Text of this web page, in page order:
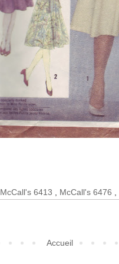
McCall's 6413 , McCall's 6476 ,
Accueil